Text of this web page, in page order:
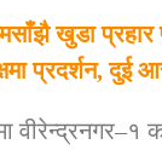
बिकास कार्यालय
खुडा
प्रदर्शन, दुई
वीरेन्द्रनगर–१